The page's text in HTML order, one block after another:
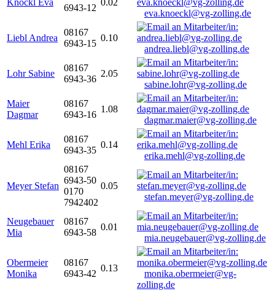
Knöckl Eva
6943-12
0.02
eva.knoeckl@vg-zolling.de
Liebl Andrea
08167
6943-15
0.10
andrea.liebl@vg-zolling.de
Lohr Sabine
08167
6943-36
2.05
sabine.lohr@vg-zolling.de
Maier
Dagmar
08167
6943-16
1.08
dagmar.maier@vg-zolling.de
Mehl Erika
08167
6943-35
0.14
erika.mehl@vg-zolling.de
Meyer Stefan
08167
6943-50
0170
7942402
0.05
stefan.meyer@vg-zolling.de
Neugebauer
Mia
08167
6943-58
0.01
mia.neugebauer@vg-zolling.de
Obermeier
Monika
08167
6943-42
0.13
monika.obermeier@vg-
zolling.de